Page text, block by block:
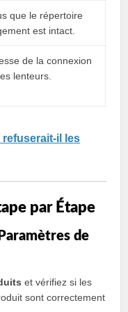
que le répertoire
est intact.
de la connexion
lenteurs.
il les
par Étape
de
et vérifiez si les
sont correctement